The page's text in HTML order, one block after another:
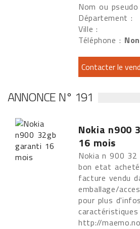
Nom ou pseudo
Département :
Ville :
Téléphone :
ANNONCE N° 191
Nokia n900
16 mois
Nokia n 900
bon etat
facture vendu
emballage/
pour plus
caractéristiques
http://